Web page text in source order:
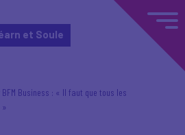
et Soule
Business : « Il faut que tous les